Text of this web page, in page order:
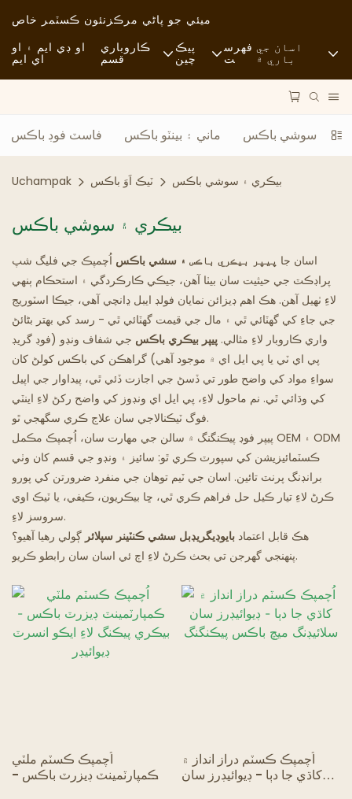
نئون ڪسٽمر خاص ميئي جو پاڻي مرڪز
او ڊي ايم ۽ او
اي ايم
ڪاروباري
قسم
آرامده
بوفي
کاڌي جا ٽرڪ
بيڪري
چِڪَ وارو چمچو
گھوسٽ ريسٽورنٽ
پيڪ
چين
آمد و رفت
فهرس
ت
اسان جي
باري ۾
استحڪام فاسٽ فوڊ باڪس ماني ۽ بينٽو باڪس ۽ سوشي باڪس
Uchampak ٽيڪ اَوَ باڪس بيڪري ۽ سوشي باڪس
بيڪري ۽ سوشي باڪس
اسان جا پيپر بيڪري باڪس ۽ سشي باڪس اُچمپڪ جي فليگ شپ
پراڊڪٽ جي حيثيت سان بيٺا آهن، جيڪي ڪارڪردگي ۽ استحڪام ٻنهي
لاءِ ٺهيل آهن. هڪ اهم ڊيزائن نمايان فولڊ ايبل ڍانچي آهي، جيڪا اسٽوريج
جي جاءِ کي گھٽائي ٿي ۽ مال جي قيمت گھٽائي ٿي - رسد کي بهتر بڻائڻ
واري ڪاروبار لاءِ مثالي. پيپر بيڪري باڪس جي شفاف ونڊو (فوڊ گريڊ
پي اي ٽي يا پي ايل اي ۾ موجود آهي) گراهڪن کي باڪس کولڻ کان
سواءِ مواد کي واضح طور تي ڏسڻ جي اجازت ڏئي ٿي، پيداوار جي اپيل
کي وڌائي ٿي. نم ماحول لاءِ، پي ايل اي ونڊوز کي واضح رکڻ لاءِ اينٽي
فوگ ٽيڪنالاجي سان علاج ڪري سگهجي ٿو.
پيپر فوڊ پيڪنگنگ ۾ سالن جي مهارت سان، اُچمپڪ مڪمل OEM ۽ ODM
ڪسٽمائيزيشن کي سپورٽ ڪري ٿو: سائيز ۽ ونڊو جي قسم کان وٺي
برانڊنگ پرنٽ تائين. اسان جي ٽيم توهان جي منفرد ضرورتن کي پورو
ڪرڻ لاءِ تيار ڪيل حل فراهم ڪري ٿي، ڇا بيڪريون، ڪيفي، يا ٽيڪ اوي
سروسز لاءِ.
هڪ قابل اعتماد بايوڊيگريڊبل سشي ڪنٽينر سپلائر ڳولي رهيا آهيو؟
پنهنجي گهرجن تي بحث ڪرڻ لاءِ اڄ ئي اسان سان رابطو ڪريو.
اُچمپڪ ڪسٽم ملٽي
ڪمپارٽمينٽ ڊيزرٽ باڪس -
اُچمپڪ ڪسٽم دراز انداز ۾
کاڌي جا دٻا - ڊيوائيڊرز سان